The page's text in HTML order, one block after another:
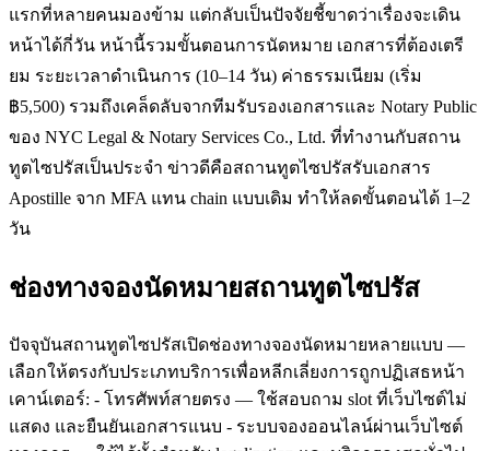
แรกที่หลายคนมองข้าม แต่กลับเป็นปัจจัยชี้ขาดว่าเรื่องจะเดิน
หน้าได้กี่วัน หน้านี้รวมขั้นตอนการนัดหมาย เอกสารที่ต้องเตรี
ยม ระยะเวลาดำเนินการ (10–14 วัน) ค่าธรรมเนียม (เริ่ม
฿5,500) รวมถึงเคล็ดลับจากทีมรับรองเอกสารและ Notary Public
ของ NYC Legal & Notary Services Co., Ltd. ที่ทำงานกับสถาน
ทูตไซปรัสเป็นประจำ ข่าวดีคือสถานทูตไซปรัสรับเอกสาร
Apostille จาก MFA แทน chain แบบเดิม ทำให้ลดขั้นตอนได้ 1–2
วัน
ช่องทางจองนัดหมายสถานทูตไซปรัส
ปัจจุบันสถานทูตไซปรัสเปิดช่องทางจองนัดหมายหลายแบบ —
เลือกให้ตรงกับประเภทบริการเพื่อหลีกเลี่ยงการถูกปฏิเสธหน้า
เคาน์เตอร์: - โทรศัพท์สายตรง — ใช้สอบถาม slot ที่เว็บไซต์ไม่
แสดง และยืนยันเอกสารแนบ - ระบบจองออนไลน์ผ่านเว็บไซต์